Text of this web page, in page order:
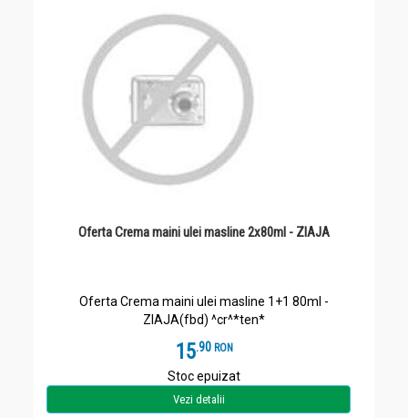
Oferta Crema maini ulei masline 2x80ml - ZIAJA
Oferta Crema maini ulei masline 1+1 80ml -
ZIAJA(fbd) ^cr^*ten*
15.9 RON
Stoc epuizat
Vezi detalii